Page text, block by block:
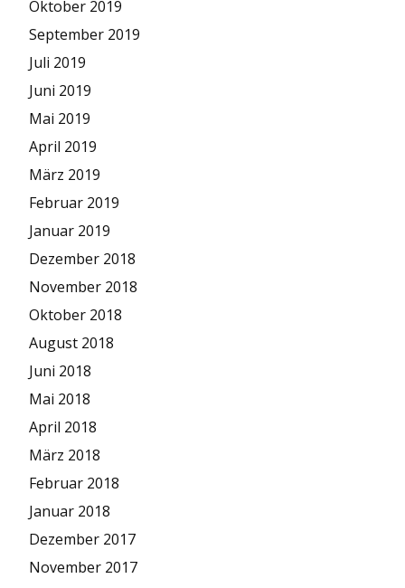
Oktober 2019
September 2019
Juli 2019
Juni 2019
Mai 2019
April 2019
März 2019
Februar 2019
Januar 2019
Dezember 2018
November 2018
Oktober 2018
August 2018
Juni 2018
Mai 2018
April 2018
März 2018
Februar 2018
Januar 2018
Dezember 2017
November 2017